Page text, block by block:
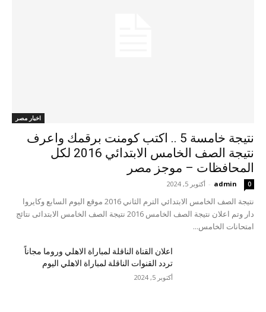
اخبار مصر
نتيجة خامسة 5 .. اكتب كومنت برقمك واعرف
نتيجة الصف الخامس الابتدائي 2016 لكل
المحافظات – موجز مصر
admin
- أكتوبر 5, 2024 0
نتيجة الصف الخامس الابتدائي الترم الثاني 2016 موقع اليوم السابع وكايروا
دار وتم اعلان نتيجة الصف الخامس 2016 نتيجة الصف الخامس الابتدائى نتائج
امتحانات الخامس...
اعلان القناة الناقلة لمباراة الاهلي وروما مجاناً
تردد القنوات الناقلة لمباراة الاهلي اليوم
أكتوبر 5, 2024